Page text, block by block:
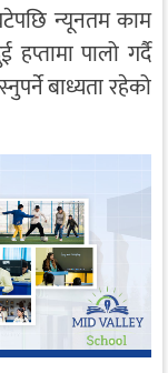
न्यूनतम काम
पालो गर्दै
बाध्यता रहेको